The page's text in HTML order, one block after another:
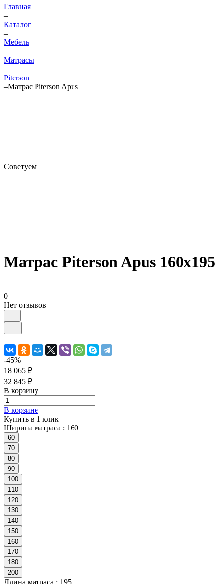
Главная
–
Каталог
–
Мебель
–
Матрасы
–
Piterson
–Матрас Piterson Apus
Советуем
Матрас Piterson Apus 160х195
0
Нет отзывов
-45%
18 065 ₽
32 845 ₽
В корзину
В корзине
Купить в 1 клик
Ширина матраса : 160
60
70
80
90
100
110
120
130
140
150
160
170
180
200
Длина матраса : 195